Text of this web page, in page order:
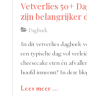
Vetverlies 50+
zijn belangrijker
Dagboek
In dit vetverlies dagboek
een typische dag vol
cheesecake eten én
hoofd inneemt? In deze
Lees meer ...